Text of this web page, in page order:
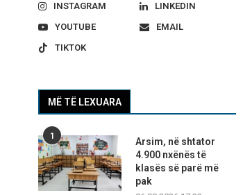
INSTAGRAM
LINKEDIN
YOUTUBE
EMAIL
TIKTOK
MË TË LEXUARA
1
Arsim, në shtator
4.900 nxënës të
klasës së parë më
pak